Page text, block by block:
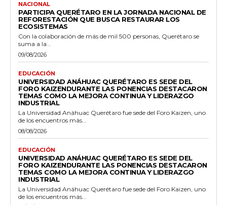
NACIONAL
PARTICIPA QUERÉTARO EN LA JORNADA NACIONAL DE
REFORESTACIÓN QUE BUSCA RESTAURAR LOS
ECOSISTEMAS
Con la colaboración de más de mil 500 personas, Querétaro se
suma a la...
09/08/2026
EDUCACIÓN
UNIVERSIDAD ANÁHUAC QUERÉTARO ES SEDE DEL
FORO KAIZENDURANTE LAS PONENCIAS DESTACARON
TEMAS COMO LA MEJORA CONTINUA Y LIDERAZGO
INDUSTRIAL
La Universidad Anáhuac Querétaro fue sede del Foro Kaizen, uno
de los encuentros más...
08/08/2026
EDUCACIÓN
UNIVERSIDAD ANÁHUAC QUERÉTARO ES SEDE DEL
FORO KAIZENDURANTE LAS PONENCIAS DESTACARON
TEMAS COMO LA MEJORA CONTINUA Y LIDERAZGO
INDUSTRIAL
La Universidad Anáhuac Querétaro fue sede del Foro Kaizen, uno
de los encuentros más...